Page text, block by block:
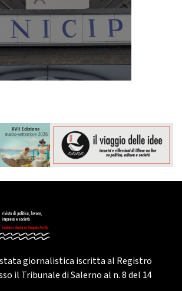
giornalistica iscritta al Registro
il Tribunale di Salerno al n. 8 del 14